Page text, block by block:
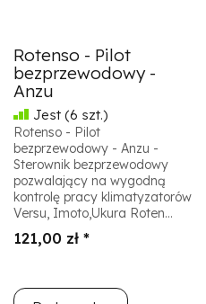
Rotenso - Pilot
bezprzewodowy -
Anzu
Jest (6 szt.)
Rotenso - Pilot
bezprzewodowy - Anzu -
Sterownik bezprzewodowy
pozwalający na wygodną
kontrolę pracy klimatyzatorów
Versu, Imoto,Ukura Roten...
121,00 zł *